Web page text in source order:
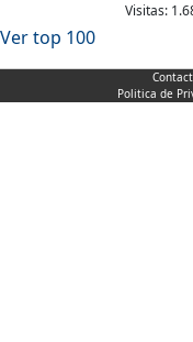
Visitas:
Ver top 100
Politica de